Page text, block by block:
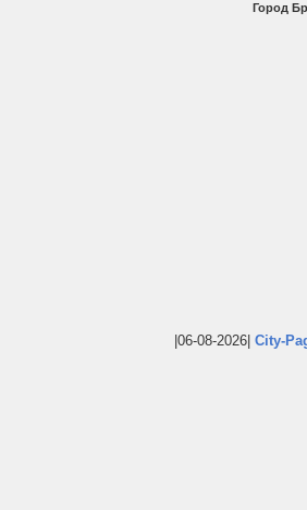
Город
|06-08-2026| City-